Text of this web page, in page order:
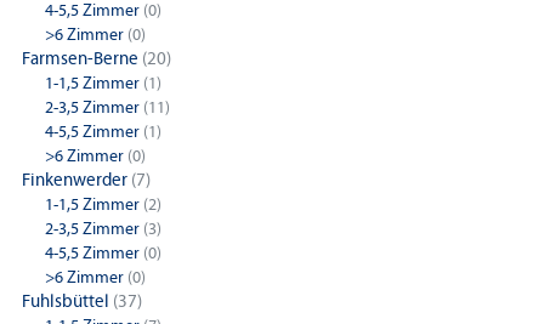
4-5,5 Zimmer (0)
>6 Zimmer (0)
Farmsen-Berne (20)
1-1,5 Zimmer (1)
2-3,5 Zimmer (11)
4-5,5 Zimmer (1)
>6 Zimmer (0)
Finkenwerder (7)
1-1,5 Zimmer (2)
2-3,5 Zimmer (3)
4-5,5 Zimmer (0)
>6 Zimmer (0)
Fuhlsbüttel (37)